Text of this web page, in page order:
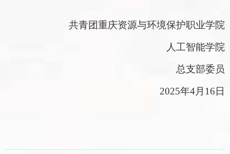
共青团重庆资源与环境保护职业学院
人工智能学院
总支部委员
2025年4月 16 日